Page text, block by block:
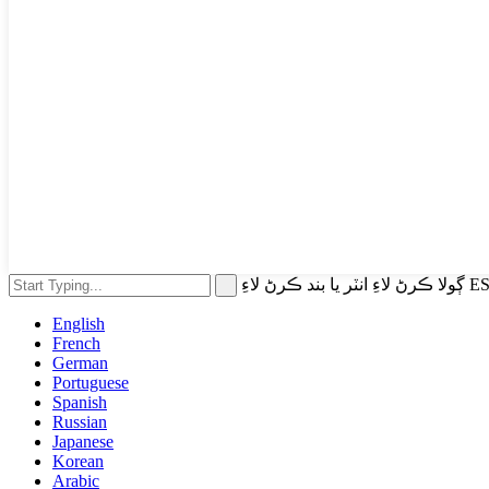
English
French
German
Portuguese
Spanish
Russian
Japanese
Korean
Arabic